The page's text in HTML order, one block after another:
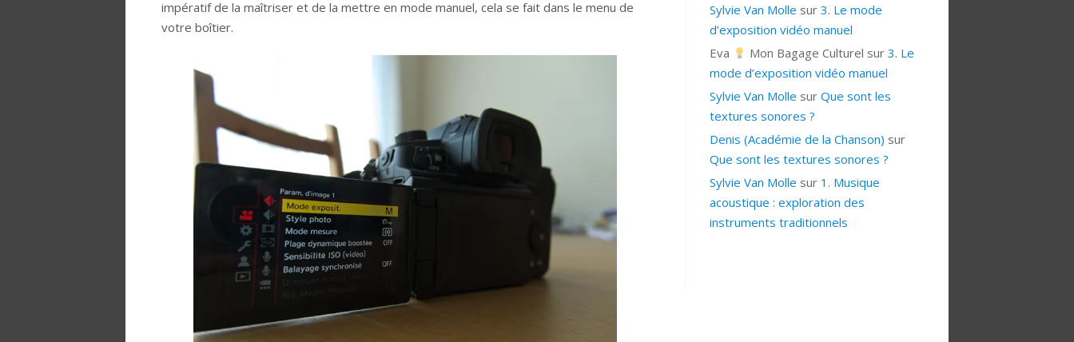
impératif de la maîtriser et de la mettre en mode manuel, cela se fait dans le menu de
votre boîtier.
Sylvie Van Molle sur 3. Le mode
d’exposition vidéo manuel
Eva
Mon Bagage Culturel sur3. Le
mode d’exposition vidéo manuel
Sylvie Van Molle sur Que sont les
textures sonores ?
Denis (Académie de la Chanson) sur
Que sont les textures sonores ?
Sylvie Van Molle sur 1. Musique
acoustique : exploration des
instruments traditionnels